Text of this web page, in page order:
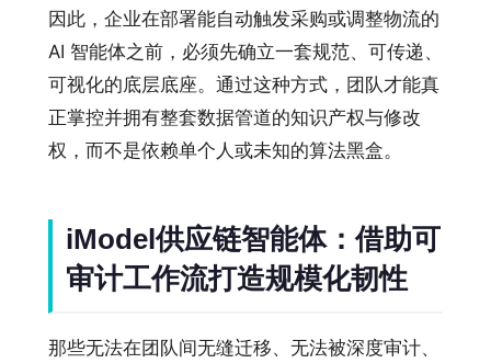
因此，企业在部署能自动触发采购或调整物流的
AI 智能体之前，必须先确立一套规范、可传递、
可视化的底层底座。通过这种方式，团队才能真
正掌控并拥有整套数据管道的知识产权与修改
权，而不是依赖单个人或未知的算法黑盒。
iModel供应链智能体：借助可
审计工作流打造规模化韧性
那些无法在团队间无缝迁移、无法被深度审计、